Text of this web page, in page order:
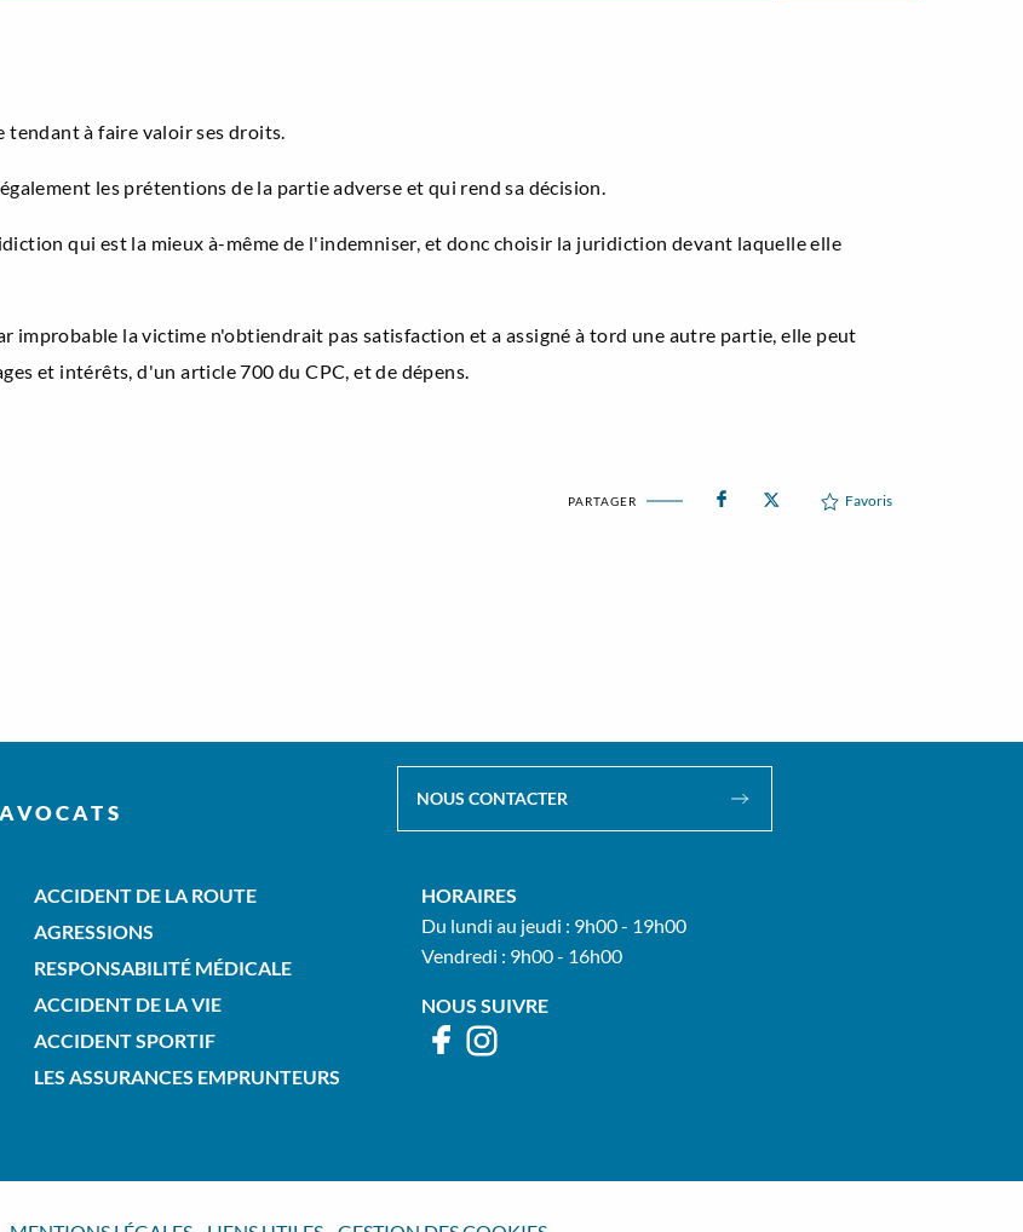
tendant à faire valoir ses droits.
les prétentions de la partie adverse et qui rend sa décision.
qui est la mieux à-même de l'indemniser, et donc choisir la juridiction devant laquelle elle
improbable la victime n'obtiendrait pas satisfaction et a assigné à tord une autre partie, elle peut
et intérêts, d'un article 700 du CPC, et de dépens.
PARTAGER Favoris
NOUS CONTACTER
ACCIDENT DE LA ROUTE
AGRESSIONS
RESPONSABILITÉ MÉDICALE
ACCIDENT DE LA VIE
ACCIDENT SPORTIF
LES ASSURANCES EMPRUNTEURS
HORAIRES
Du lundi au jeudi : 9h00 - 19h00
Vendredi : 9h00 - 16h00
NOUS SUIVRE